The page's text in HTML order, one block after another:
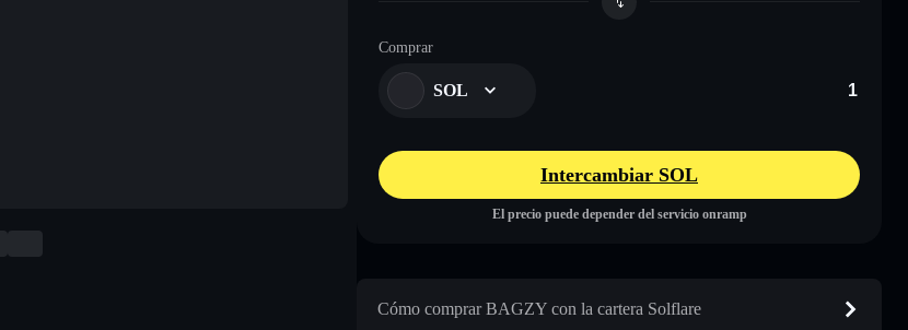
Comprar
SOL
Intercambiar SOL
El precio puede depender del servicio onramp
Cómo comprar BAGZY con la cartera Solflare